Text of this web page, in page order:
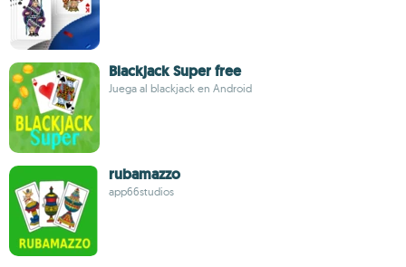
Blackjack Super free
Juega al blackjack en Android
rubamazzo
app66studios